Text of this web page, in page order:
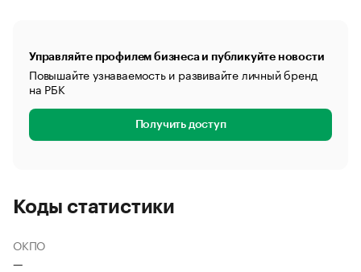
Управляйте профилем бизнеса и публикуйте новости
Повышайте узнаваемость и развивайте личный бренд
на РБК
Получить доступ
Коды статистики
ОКПО
—